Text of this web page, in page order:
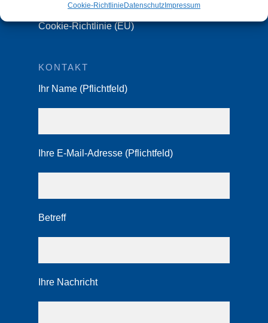
Cookie-Richtlinie Datenschutz Impressum
Datenschutzeinstellungen Benutzer
Cookie-Richtlinie (EU)
KONTAKT
Ihr Name (Pflichtfeld)
Ihre E-Mail-Adresse (Pflichtfeld)
Betreff
Ihre Nachricht